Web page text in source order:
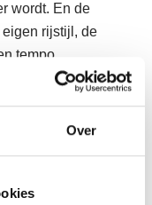
Over
wordt. En de
rijstijl, de
tempo.
Mach-e